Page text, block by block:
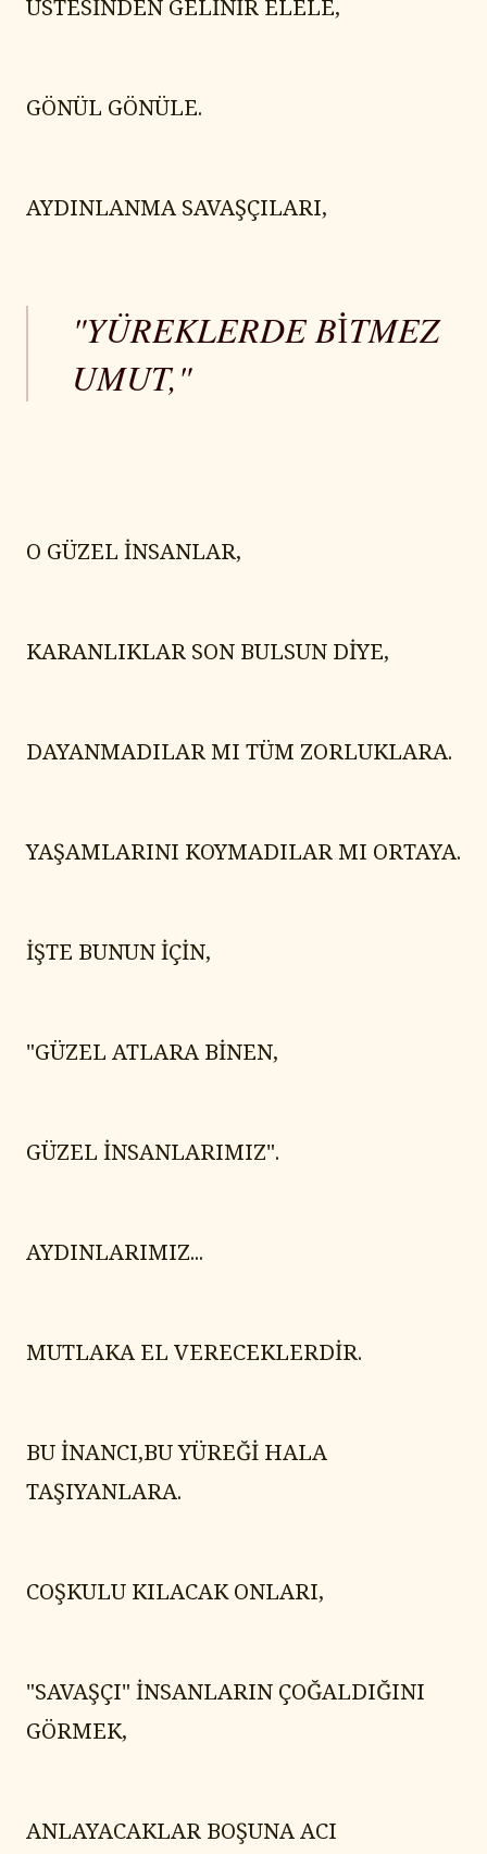
ÜSTESİNDEN GELİNİR ELELE,
GÖNÜL GÖNÜLE.
AYDINLANMA SAVAŞÇILARI,
"YÜREKLERDE BİTMEZ
UMUT,"
O GÜZEL İNSANLAR,
KARANLIKLAR SON BULSUN DİYE,
DAYANMADILAR MI TÜM ZORLUKLARA.
YAŞAMLARINI KOYMADILAR MI ORTAYA.
İŞTE BUNUN İÇİN,
"GÜZEL ATLARA BİNEN,
GÜZEL İNSANLARIMIZ".
AYDINLARIMIZ...
MUTLAKA EL VERECEKLERDİR.
BU İNANCI,BU YÜREĞİ HALA
TAŞIYANLARA.
COŞKULU KILACAK ONLARI,
"SAVAŞÇI" İNSANLARIN ÇOĞALDIĞINI
GÖRMEK,
ANLAYACAKLAR BOŞUNA ACI